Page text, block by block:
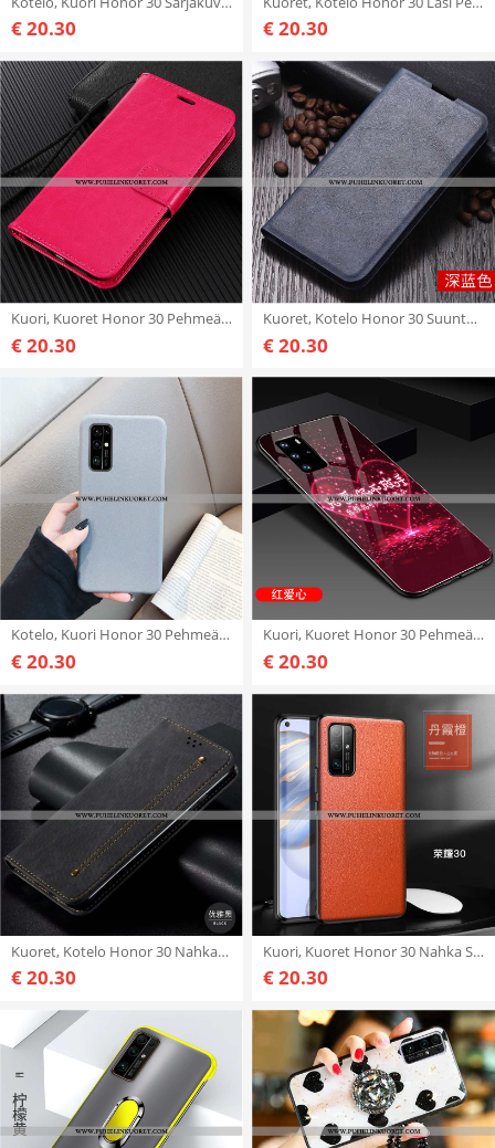
€ 20.30 € 20.30
Kuori, Kuoret Honor 30 Pehmeä Neste Silikoni Murtumaton Nahkakuori Näytönsuojus Pinkki
€ 20.30
Kuoret, Kotelo Honor 30 Suuntaus Suojaus Liiketoiminta Simpukka Puhelimen Tummansiniset
€ 20.30
Kotelo, Kuori Honor 30 Pehmeä Neste Valo Persoonallisuus Kotelo Silikoni Harmaa
€ 20.30
Kuori, Kuoret Honor 30 Pehmeä Neste Silikoni Suojaus All Inclusive Punainen
€ 20.30
Kuoret, Kotelo Honor 30 Nahkakuori Puhelimen All Inclusive Kuoret Musta Mustat
€ 20.30
Kuori, Kuoret Honor 30 Nahka Suuntaus Persoonallisuus Kotelo Aito Nahka Oranssi
€ 20.30